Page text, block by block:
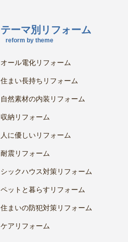
テーマ別リフォーム
reform by theme
オール電化リフォーム
住まい長持ちリフォーム
自然素材の内装リフォーム
収納リフォーム
人に優しいリフォーム
耐震リフォーム
シックハウス対策リフォーム
ペットと暮らすリフォーム
住まいの防犯対策リフォーム
ケアリフォーム